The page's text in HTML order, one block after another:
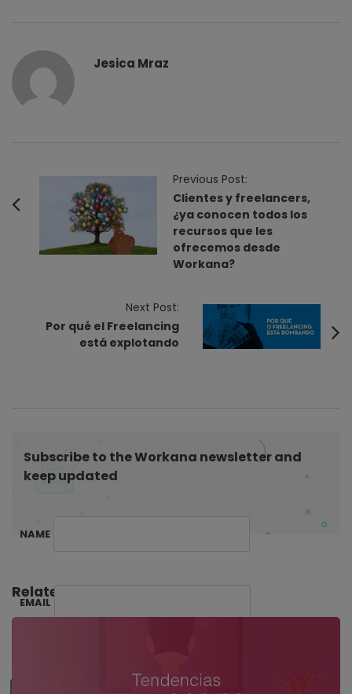
Jesica Mraz
Previous Post:
Clientes y freelancers,
¿ya conocen todos los
recursos que les
ofrecemos desde
Workana?
Next Post:
Por qué el Freelancing
está explotando
Subscribe to the Workana newsletter and
keep updated
NAME
EMAIL
Related Posts: